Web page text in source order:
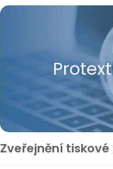
Zveřejnění